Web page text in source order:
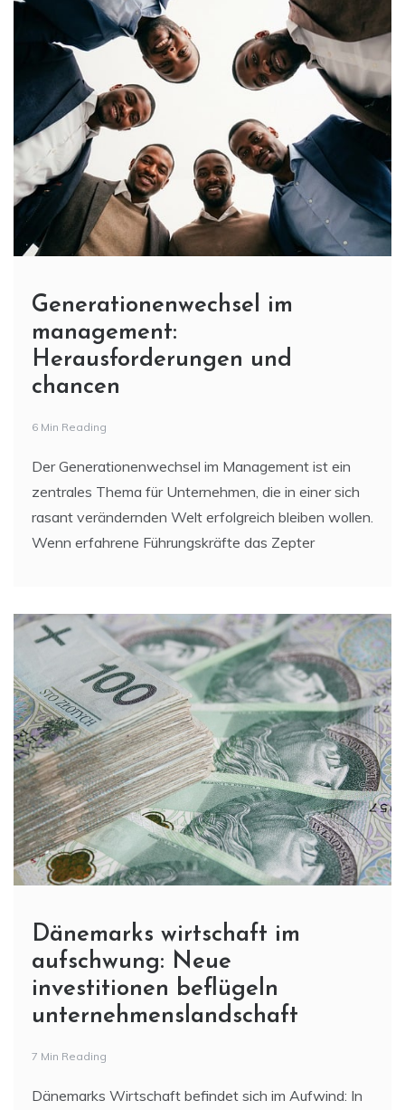
Generationenwechsel im
management:
Herausforderungen und
chancen
6 Min Reading
Der Generationenwechsel im Management ist ein
zentrales Thema für Unternehmen, die in einer sich
rasant verändernden Welt erfolgreich bleiben wollen.
Wenn erfahrene Führungskräfte das Zepter
Dänemarks wirtschaft im
aufschwung: Neue
investitionen beflügeln
unternehmenslandschaft
7 Min Reading
Dänemarks Wirtschaft befindet sich im Aufwind: In